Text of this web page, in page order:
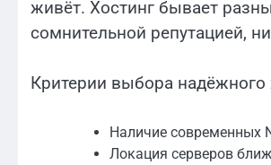
живёт. Хостинг бывает
сомнительной репутацией,
Критерии выбора надёжного
Наличие современных
Локация серверов